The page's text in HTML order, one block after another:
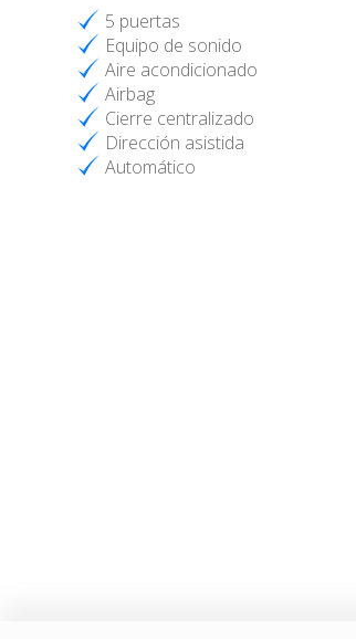
5 puertas
Equipo de sonido
Aire acondicionado
Airbag
Cierre centralizado
Dirección asistida
Automático